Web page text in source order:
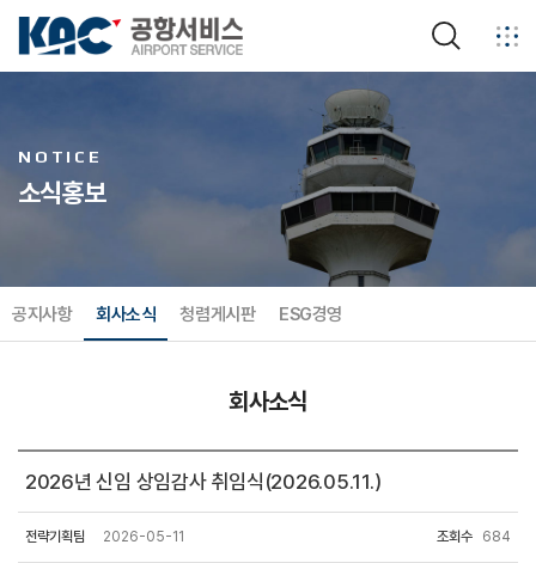
검색
NOTICE
소식홍보
공지사항 회사소식 청렴게시판 ESG경영
회사소식
2026년 신임 상임감사 취임식(2026.05.11.)
전략기획팀 2026-05-11 조회수 684